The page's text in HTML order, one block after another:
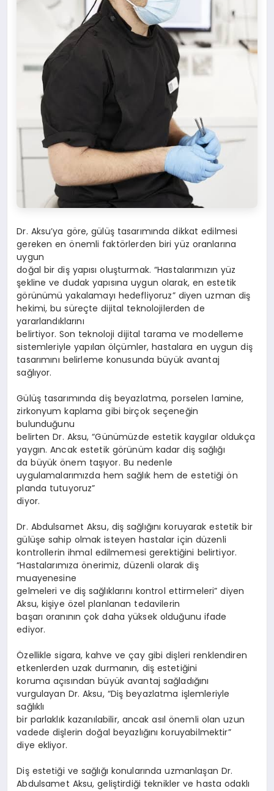
Dr. Aksu’ya göre, gülüş tasarımında dikkat edilmesi
gereken en önemli faktörlerden biri yüz oranlarına
uygun
doğal bir diş yapısı oluşturmak. “Hastalarımızın yüz
şekline ve dudak yapısına uygun olarak, en estetik
görünümü yakalamayı hedefliyoruz” diyen uzman diş
hekimi, bu süreçte dijital teknolojilerden de
yararlandıklarını
belirtiyor. Son teknoloji dijital tarama ve modelleme
sistemleriyle yapılan ölçümler, hastalara en uygun diş
tasarımını belirleme konusunda büyük avantaj
sağlıyor.
Gülüş tasarımında diş beyazlatma, porselen lamine,
zirkonyum kaplama gibi birçok seçeneğin
bulunduğunu
belirten Dr. Aksu, “Günümüzde estetik kaygılar oldukça
yaygın. Ancak estetik görünüm kadar diş sağlığı
da büyük önem taşıyor. Bu nedenle
uygulamalarımızda hem sağlık hem de estetiği ön
planda tutuyoruz”
diyor.
Dr. Abdulsamet Aksu, diş sağlığını koruyarak estetik bir
gülüşe sahip olmak isteyen hastalar için düzenli
kontrollerin ihmal edilmemesi gerektiğini belirtiyor.
“Hastalarımıza önerimiz, düzenli olarak diş
muayenesine
gelmeleri ve diş sağlıklarını kontrol ettirmeleri” diyen
Aksu, kişiye özel planlanan tedavilerin
başarı oranının çok daha yüksek olduğunu ifade
ediyor.
Özellikle sigara, kahve ve çay gibi dişleri renklendiren
etkenlerden uzak durmanın, diş estetiğini
koruma açısından büyük avantaj sağladığını
vurgulayan Dr. Aksu, “Diş beyazlatma işlemleriyle
sağlıklı
bir parlaklık kazanılabilir, ancak asıl önemli olan uzun
vadede dişlerin doğal beyazlığını koruyabilmektir”
diye ekliyor.
Diş estetiği ve sağlığı konularında uzmanlaşan Dr.
Abdulsamet Aksu, geliştirdiği teknikler ve hasta odaklı